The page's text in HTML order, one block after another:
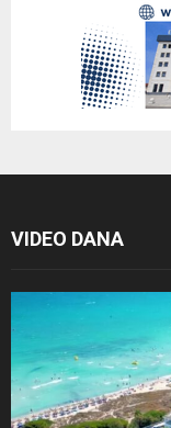
VIDEO DANA